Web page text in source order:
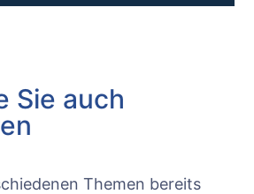
Sie auch
Themen bereits